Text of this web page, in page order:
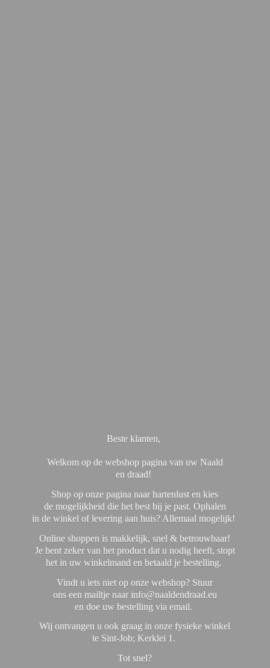
Beste klanten,
Welkom op de webshop pagina van uw Naald
en draad!
Shop op onze pagina naar hartenlust en kies
de mogelijkheid die het best bij je past. Ophalen
in de winkel of levering aan huis? Allemaal mogelijk!
Online shoppen is makkelijk, snel & betrouwbaar!
Je bent zeker van het product dat u nodig heeft, stopt
het in uw winkelmand en betaald je bestelling.
Vindt u iets niet op onze webshop? Stuur
ons een mailtje naar info@naaldendraad.eu
en doe uw bestelling via email.
Wij ontvangen u ook graag in onze fysieke winkel
te Sint-Job; Kerklei 1.
Tot snel?